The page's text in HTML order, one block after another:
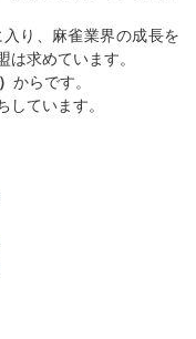
り、麻雀業界の成長を
求めています。
からです。
しています。